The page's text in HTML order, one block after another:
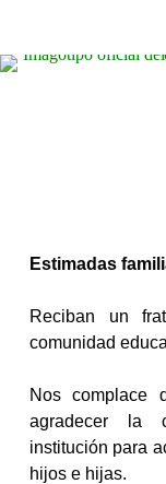
Estimadas
Reciban un
comunidad
Nos complace
agradecer la
institución para
hijos e hijas.